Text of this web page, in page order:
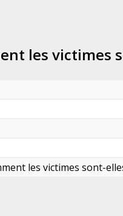
les victimes
les victimes sont-